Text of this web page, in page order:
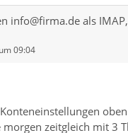
info@firma.de als
09:04
zeitgleich mit 3